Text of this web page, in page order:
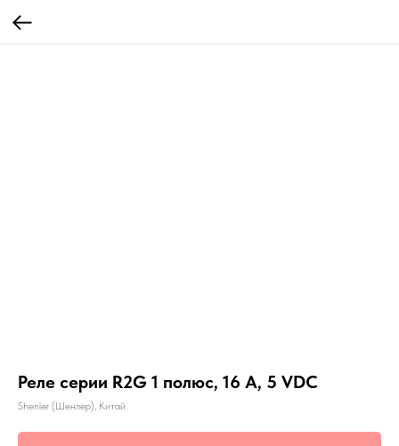
Реле серии R2G 1 полюс, 16 А, 5 VDC
Shenler (Шенлер), Китай